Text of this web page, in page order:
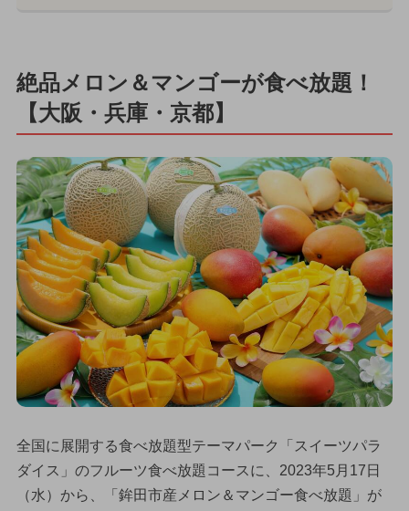
絶品メロン＆マンゴーが食べ放題！
【大阪・兵庫・京都】
全国に展開する食べ放題型テーマパーク「スイーツパラ
ダイス」のフルーツ食べ放題コースに、2023年5月17日
（水）から、「鉾田市産メロン＆マンゴー食べ放題」が